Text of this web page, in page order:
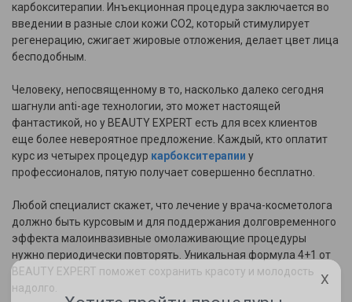
карбокситерапии. Инъекционная процедура заключается во
введении в разные слои кожи СО2, который стимулирует
регенерацию, сжигает жировые отложения, делает цвет лица
бесподобным.
Человеку, непосвященному в то, насколько далеко сегодня
шагнули anti-age технологии, это может настоящей
фантастикой, но у BEAUTY EXPERT есть для всех клиентов
еще более невероятное предложение. Каждый, кто оплатит
курс из четырех процедур карбокситерапии у
профессионалов, пятую получает совершенно бесплатно.
Любой специалист скажет, что лечение у врача-косметолога
должно быть курсовым и для поддержания долговременного
эффекта малоинвазивные омолаживающие процедуры
нужно периодически повторять. Уникальная формула 4+1 от
BEAUTY EXPERT поможет сохранить красоту и молодость
надолго.
X